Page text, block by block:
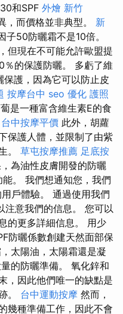
30和SPF 外燴 新竹
，而價格並非典型。 新
50防曬霜不是10倍。
但現在不可能允許歐盟提
％的保護防曬。 多虧了維
護，因為它可以防止皮
按摩台中 seo 優化 護照
是一種富含維生素E的食
台中按摩平價 此外，胡蘿
保護人體，並限制了由紫
。 草屯按摩推薦 足底按
為油性皮膚開發的防曬
。 我們想通知您，我們
戶體驗。 通過使用我們
注意我們的信息。 您可以
的更多詳細信息。 用少
防曬係數創建天然面部保
太陽油，太陽霜還是凝
的防曬準備。 氧化鋅和
，因此他們唯一的缺點是
。 台中運動按摩 然而，
幾種準備工作，因此不會